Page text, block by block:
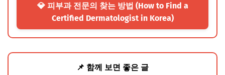
💎 피부과 전문의 찾는 방법 (How to Find a
Certified Dermatologist in Korea)
📌 함께 보면 좋은 글